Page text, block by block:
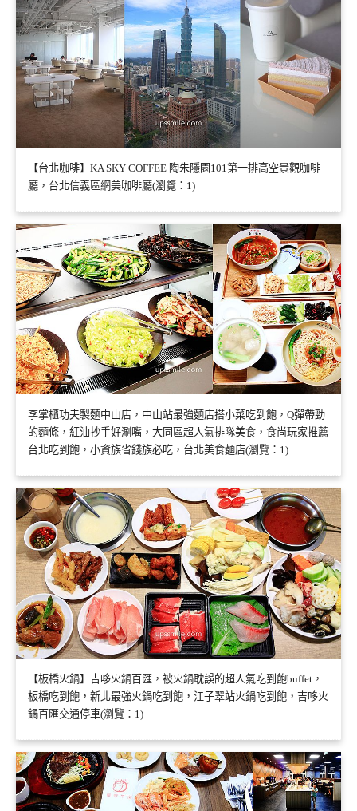
【台北咖啡】KA SKY COFFEE 陶朱隱園101第一排高空景觀咖啡
廳，台北信義區網美咖啡廳(瀏覽：1)
李掌櫃功夫製麵中山店，中山站最強麵店搭小菜吃到飽，Q彈帶勁
的麵條，紅油抄手好涮嘴，大同區超人氣排隊美食，食尚玩家推薦
台北吃到飽，小資族省錢族必吃，台北美食麵店(瀏覽：1)
【板橋火鍋】吉哆火鍋百匯，被火鍋耽誤的超人氣吃到飽buffet，
板橋吃到飽，新北最強火鍋吃到飽，江子翠站火鍋吃到飽，吉哆火
鍋百匯交通停車(瀏覽：1)